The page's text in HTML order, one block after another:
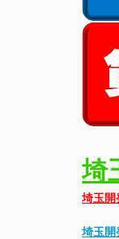
埼
埼玉開
埼玉開